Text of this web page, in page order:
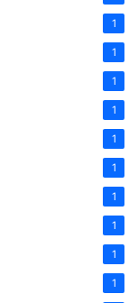
1
1
1
1
1
1
1
1
1
1